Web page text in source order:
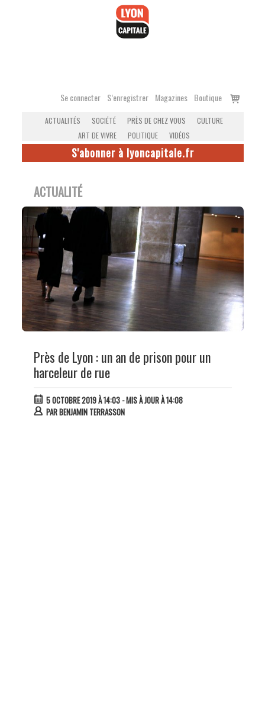
Se connecter S’enregistrer Magazines Boutique
Voir
ACTUALITÉS SOCIÉTÉ PRÈS DE CHEZ VOUS
CULTURE
ART DE VIVRE
POLITIQUE VIDÉOS
S'abonner à lyoncapitale.fr
ACTUALITÉ
Près de Lyon : un an de prison pour un
harceleur de rue
5 OCTOBRE 2019 À 14:03- MIS À JOUR À 14:08
PARBENJAMIN TERRASSON